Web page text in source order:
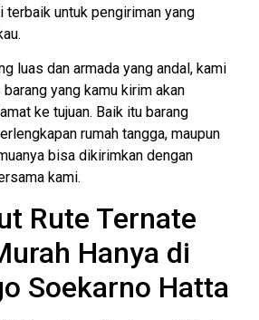
terbaik untuk pengiriman yang
luas dan armada yang andal, kami
yang kamu kirim akan
ke tujuan. Baik itu barang
rumah tangga, maupun
bisa dikirimkan dengan
kami.
Rute Ternate
Hanya di
Soekarno Hatta